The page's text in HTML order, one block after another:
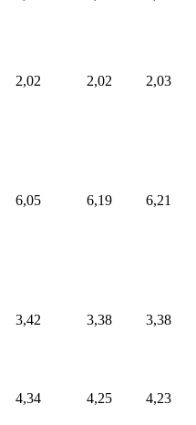
2,02 2,02 2,03
6,05 6,19 6,21
3,42 3,38 3,38
4,34 4,25 4,23